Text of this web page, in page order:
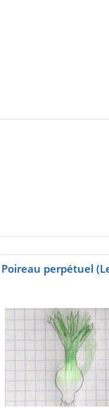
Poireau perpétuel